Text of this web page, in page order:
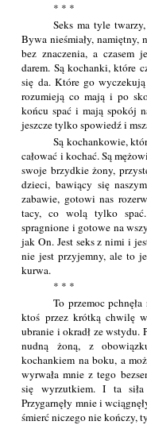
* * *
Seks ma tyle
Bywa nieśmiały,
bez znaczenia, a czasem
darem. Są kochanki, które
się da. Które go
rozumieją co mają i po
końcu spać i mają spokój
jeszcze tylko spowiedź i
Są kochankowie,
całować i kochać. Są
swoje brzydkie żony,
dzieci, bawiący się
zabawie, gotowi nas
tacy, co wolą tylko
spragnione i gotowe na
jak On. Jest seks z nimi i
nie jest przyjemny, ale to
kurwa.
* * *
To przemoc
ktoś przez krótką chwilę
ubranie i okradł ze wstydu.
nudną żoną, z
kochankiem na boku, a
wyrwała mnie z tego
się wyrzutkiem. I ta
Przygarnęły mnie i
śmierć niczego nie kończy,